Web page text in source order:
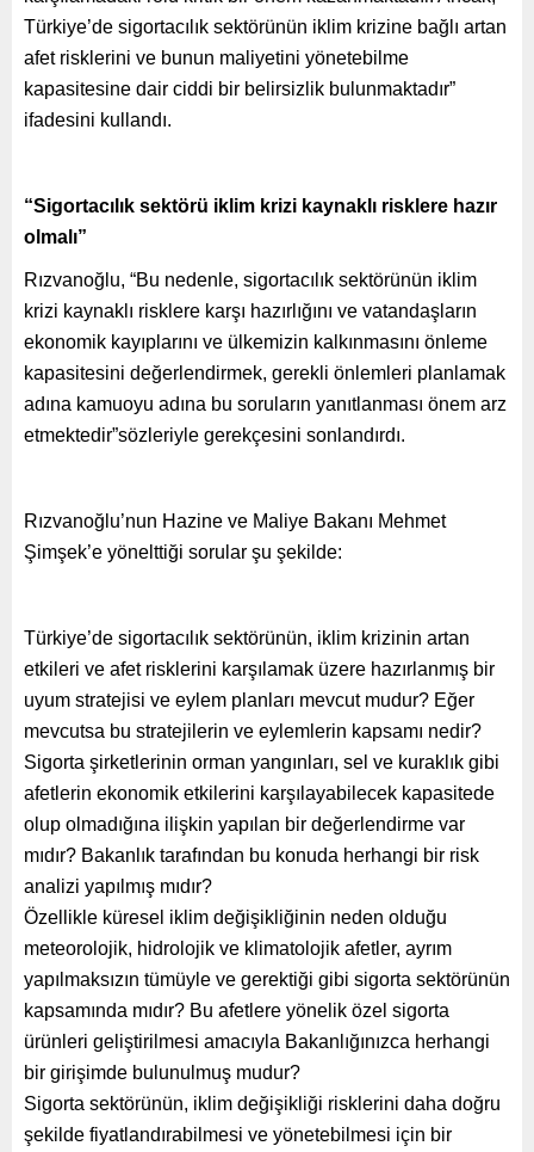
Türkiye’de sigortacılık sektörünün iklim krizine bağlı artan
afet risklerini ve bunun maliyetini yönetebilme
kapasitesine dair ciddi bir belirsizlik bulunmaktadır”
ifadesini kullandı.
“Sigortacılık sektörü iklim krizi kaynaklı risklere hazır
olmalı”
Rızvanoğlu, “Bu nedenle, sigortacılık sektörünün iklim
krizi kaynaklı risklere karşı hazırlığını ve vatandaşların
ekonomik kayıplarını ve ülkemizin kalkınmasını önleme
kapasitesini değerlendirmek, gerekli önlemleri planlamak
adına kamuoyu adına bu soruların yanıtlanması önem arz
etmektedir”sözleriyle gerekçesini sonlandırdı.
Rızvanoğlu’nun Hazine ve Maliye Bakanı Mehmet
Şimşek’e yönelttiği sorular şu şekilde:
Türkiye’de sigortacılık sektörünün, iklim krizinin artan
etkileri ve afet risklerini karşılamak üzere hazırlanmış bir
uyum stratejisi ve eylem planları mevcut mudur? Eğer
mevcutsa bu stratejilerin ve eylemlerin kapsamı nedir?
Sigorta şirketlerinin orman yangınları, sel ve kuraklık gibi
afetlerin ekonomik etkilerini karşılayabilecek kapasitede
olup olmadığına ilişkin yapılan bir değerlendirme var
mıdır? Bakanlık tarafından bu konuda herhangi bir risk
analizi yapılmış mıdır?
Özellikle küresel iklim değişikliğinin neden olduğu
meteorolojik, hidrolojik ve klimatolojik afetler, ayrım
yapılmaksızın tümüyle ve gerektiği gibi sigorta sektörünün
kapsamında mıdır? Bu afetlere yönelik özel sigorta
ürünleri geliştirilmesi amacıyla Bakanlığınızca herhangi
bir girişimde bulunulmuş mudur?
Sigorta sektörünün, iklim değişikliği risklerini daha doğru
şekilde fiyatlandırabilmesi ve yönetebilmesi için bir